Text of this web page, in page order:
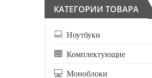
КАТЕГОРИИ ТОВАРА
Ноутбуки
Комплектующие
Моноблоки